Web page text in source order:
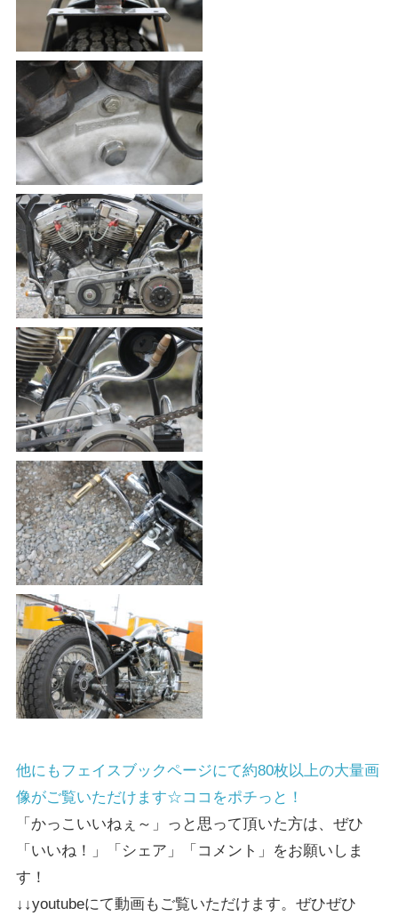
他にもフェイスブックページにて約80枚以上の大量画
像がご覧いただけます☆ココをポチっと！
「かっこいいねぇ～」っと思って頂いた方は、ぜひ
「いいね！」「シェア」「コメント」をお願いしま
す！
↓↓youtubeにて動画もご覧いただけます。ぜひぜひ